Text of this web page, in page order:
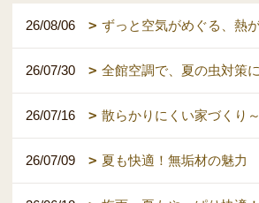
26/08/06 ずっと空気がめぐる、熱
26/07/30 全館空調で、夏の虫対策に
26/07/16 散らかりにくい家づくり
26/07/09 夏も快適！無垢材の魅力